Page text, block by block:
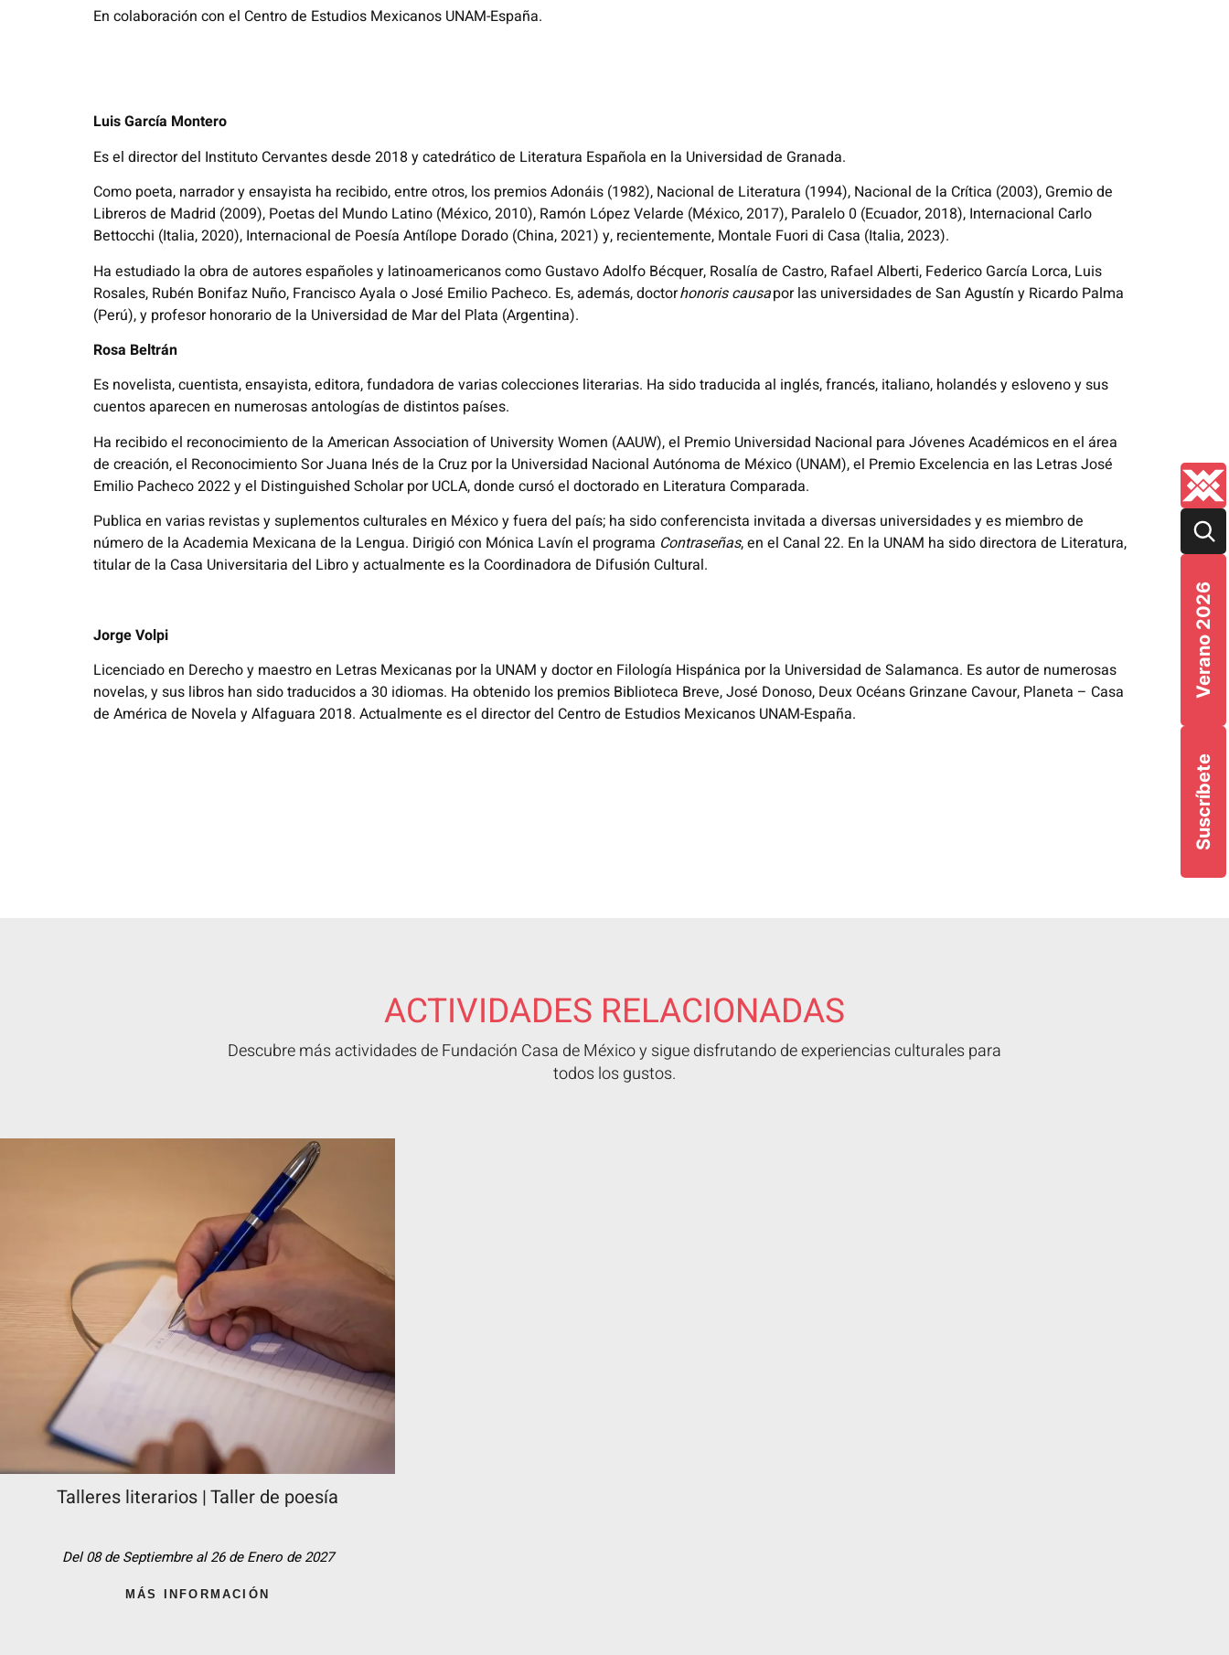
Suscríbete
Verano 2026
En colaboración con el Centro de Estudios Mexicanos UNAM-España.
Luis García Montero
Es el director del Instituto Cervantes desde 2018 y catedrático de Literatura Española en la Universidad de Granada.
Como poeta, narrador y ensayista ha recibido, entre otros, los premios Adonáis (1982), Nacional de Literatura (1994), Nacional de la Crítica (2003), Gremio de
Libreros de Madrid (2009), Poetas del Mundo Latino (México, 2010), Ramón López Velarde (México, 2017), Paralelo 0 (Ecuador, 2018), Internacional Carlo
Bettocchi (Italia, 2020), Internacional de Poesía Antílope Dorado (China, 2021) y, recientemente, Montale Fuori di Casa (Italia, 2023).
Ha estudiado la obra de autores españoles y latinoamericanos como Gustavo Adolfo Bécquer, Rosalía de Castro, Rafael Alberti, Federico García Lorca, Luis
Rosales, Rubén Bonifaz Nuño, Francisco Ayala o José Emilio Pacheco. Es, además, doctorhonoris causapor las universidades de San Agustín y Ricardo Palma
(Perú), y profesor honorario de la Universidad de Mar del Plata (Argentina).
Rosa Beltrán
Es novelista, cuentista, ensayista, editora, fundadora de varias colecciones literarias. Ha sido traducida al inglés, francés, italiano, holandés y esloveno y sus
cuentos aparecen en numerosas antologías de distintos países.
Ha recibido el reconocimiento de la American Association of University Women (AAUW), el Premio Universidad Nacional para Jóvenes Académicos en el área
de creación, el Reconocimiento Sor Juana Inés de la Cruz por la Universidad Nacional Autónoma de México (UNAM), el Premio Excelencia en las Letras José
Emilio Pacheco 2022 y el Distinguished Scholar por UCLA, donde cursó el doctorado en Literatura Comparada.
Publica en varias revistas y suplementos culturales en México y fuera del país; ha sido conferencista invitada a diversas universidades y es miembro de
número de la Academia Mexicana de la Lengua. Dirigió con Mónica Lavín el programa Contraseñas, en el Canal 22. En la UNAM ha sido directora de Literatura,
titular de la Casa Universitaria del Libro y actualmente es la Coordinadora de Difusión Cultural.
Jorge Volpi
Licenciado en Derecho y maestro en Letras Mexicanas por la UNAM y doctor en Filología Hispánica por la Universidad de Salamanca. Es autor de numerosas
novelas, y sus libros han sido traducidos a 30 idiomas. Ha obtenido los premios Biblioteca Breve, José Donoso, Deux Océans Grinzane Cavour, Planeta – Casa
de América de Novela y Alfaguara 2018. Actualmente es el director del Centro de Estudios Mexicanos UNAM-España.
ACTIVIDADES RELACIONADAS
Descubre más actividades de Fundación Casa de México y sigue disfrutando de experiencias culturales para
todos los gustos.
Talleres literarios | Taller de poesía
Del 08 de Septiembre al 26 de Enero de 2027
MÁS INFORMACIÓN